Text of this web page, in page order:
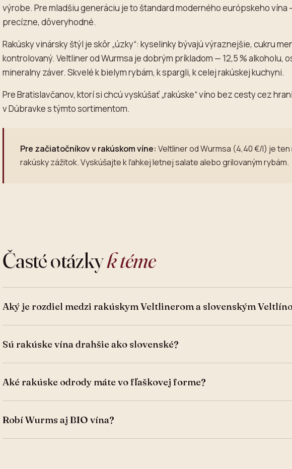
výrobe. Pre mladšiu generáciu je to štandard moderného európskeho
precízne, dôveryhodné.
Rakúsky vinársky štýl je skôr „úzky“: kyselinky bývajú výraznejšie, cukru
kontrolovaný. Veltliner od Wurmsa je dobrým príkladom — 12,5 % alkoholu,
mineralny záver. Skvelé k bielym rybám, k spargli, k celej rakúskej kuchyni.
Pre Bratislavčanov, ktorí si chcú vyskúšať „rakúske“ víno bez cesty cez
v Dúbravke s týmto sortimentom.
Pre začiatočníkov v rakúskom víne: Veltliner od Wurmsa (4,40 €/l) je
rakúsky zážitok. Vyskúšajte k ľahkej letnej salate alebo grilovaným rybám.
Časté otázkyk téme
Aký je rozdiel medzi rakúskym Veltlinerom a slovenským
Sú rakúske vína drahšie ako slovenské?
Aké rakúske odrody máte vo fľaškovej forme?
Robí Wurms aj BIO vína?